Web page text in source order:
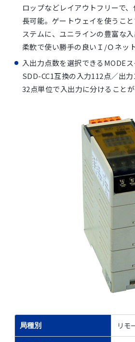
ロップなどレイアウトフリーで
長可能。ゲートウェイを使うこ
ステムに、ユニラインの豊富な
柔軟で使い勝手の良いＩ/Ｏネッ
入出力点数を選択できるMODE
SDD-CC1互換の入力112点／出
32点単位で入出力に分けることが
局種別 リモ